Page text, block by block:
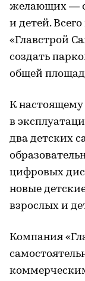
желающих —
и детей.
«Главстрой
создать
общей
К
в
два детских
цифровых
новые
взрослых и
Компания